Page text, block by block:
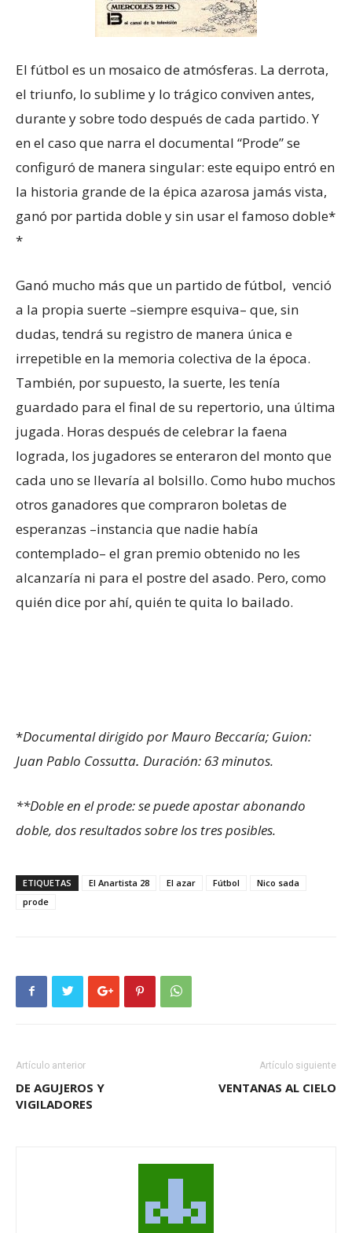
El fútbol es un mosaico de atmósferas. La derrota,
el triunfo, lo sublime y lo trágico conviven antes,
durante y sobre todo después de cada partido. Y
en el caso que narra el documental “Prode” se
configuró de manera singular: este equipo entró en
la historia grande de la épica azarosa jamás vista,
ganó por partida doble y sin usar el famoso doble*
*
Ganó mucho más que un partido de fútbol, venció
a la propia suerte –siempre esquiva– que, sin
dudas, tendrá su registro de manera única e
irrepetible en la memoria colectiva de la época.
También, por supuesto, la suerte, les tenía
guardado para el final de su repertorio, una última
jugada. Horas después de celebrar la faena
lograda, los jugadores se enteraron del monto que
cada uno se llevaría al bolsillo. Como hubo muchos
otros ganadores que compraron boletas de
esperanzas –instancia que nadie había
contemplado– el gran premio obtenido no les
alcanzaría ni para el postre del asado. Pero, como
quién dice por ahí, quién te quita lo bailado.
*Documental dirigido por Mauro Beccaría; Guion:
Juan Pablo Cossutta. Duración: 63 minutos.
**Doble en el prode: se puede apostar abonando
doble, dos resultados sobre los tres posibles.
ETIQUETAS El Anartista 28 El azar Fútbol
Nico sada
prode
Artículo anterior
DE AGUJEROS Y
VIGILADORES
Artículo siguiente
VENTANAS AL CIELO